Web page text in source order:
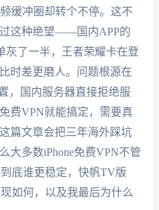
缓冲圈却转个不停。这不
这种绝望——国内APP的
灰了一半，王者荣耀卡在登
时差更磨人。问题根源在
，国内服务器直接拒绝服
费VPN就能搞定，需要真
篇文章会把三年海外踩坑
大多数iPhone免费VPN不管
底谁更稳定，快帆TV版
如何，以及我最后为什么